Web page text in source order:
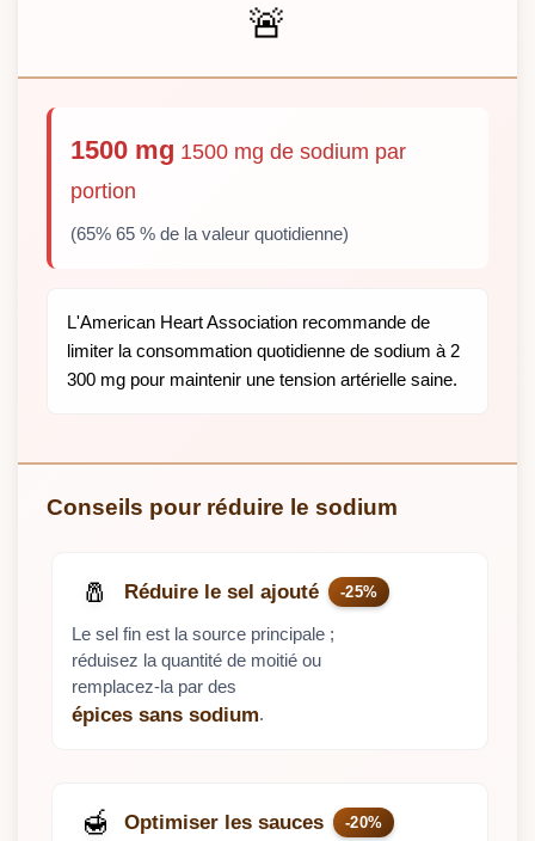
🚨
1500 mg 1500 mg de sodium par
portion
(65% 65 % de la valeur quotidienne)
L'American Heart Association recommande de
limiter la consommation quotidienne de sodium à 2
300 mg pour maintenir une tension artérielle saine.
Conseils pour réduire le sodium
🧂 Réduire le sel ajouté -25%
Le sel fin est la source principale ;
réduisez la quantité de moitié ou
remplacez-la par des
épices sans sodium.
🍯 Optimiser les sauces -20%